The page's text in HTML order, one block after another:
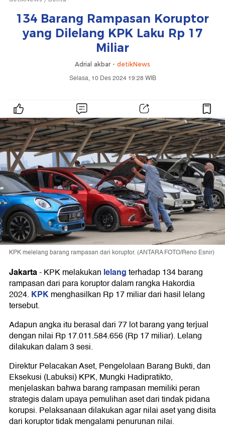
134 Barang Rampasan Koruptor
yang Dilelang KPK Laku Rp 17
Miliar
Adrial akbar - detikNews
Selasa, 10 Des 2024 19:28 WIB
KPK melelang barang rampasan dari koruptor. (ANTARA FOTO/Reno Esnir)
Jakarta-KPK melakukan lelangterhadap 134 barang
rampasan dari para koruptor dalam rangka Hakordia
2024. KPKmenghasilkan Rp 17 miliar dari hasil lelang
tersebut.
Adapun angka itu berasal dari 77 lot barang yang terjual
dengan nilai Rp 17.011.584.656 (Rp 17 miliar). Lelang
dilakukan dalam 3 sesi.
Direktur Pelacakan Aset, Pengelolaan Barang Bukti, dan
Eksekusi (Labuksi) KPK, Mungki Hadipratikto,
menjelaskan bahwa barang rampasan memiliki peran
strategis dalam upaya pemulihan aset dari tindak pidana
korupsi. Pelaksanaan dilakukan agar nilai aset yang disita
dari koruptor tidak mengalami penurunan nilai.